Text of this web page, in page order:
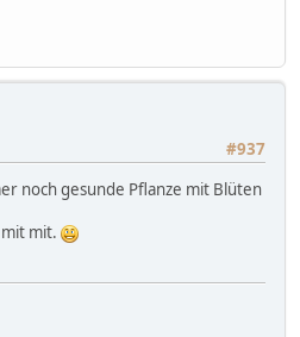
#937
noch gesunde Pflanze mit Blüten
mit.